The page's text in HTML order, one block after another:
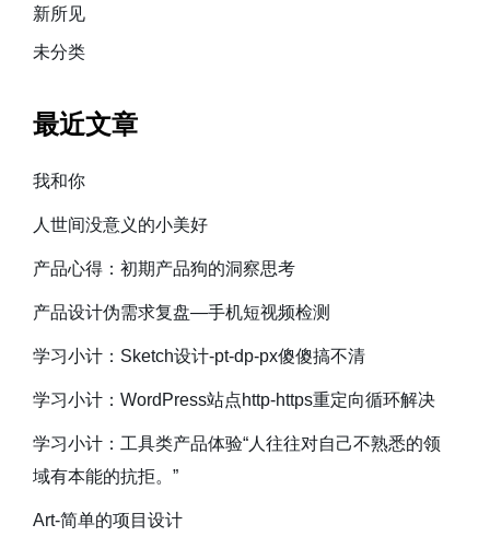
新所见
未分类
最近文章
我和你
人世间没意义的小美好
产品心得：初期产品狗的洞察思考
产品设计伪需求复盘—手机短视频检测
学习小计：Sketch设计-pt-dp-px傻傻搞不清
学习小计：WordPress站点http-https重定向循环解决
学习小计：工具类产品体验“人往往对自己不熟悉的领
域有本能的抗拒。”
Art-简单的项目设计